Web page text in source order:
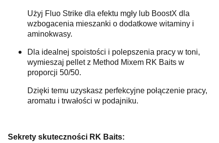
Użyj Fluo Strike dla efektu mgły lub BoostX dla
wzbogacenia mieszanki o dodatkowe witaminy i
aminokwasy.
Dla idealnej spoistości i polepszenia pracy w toni,
wymieszaj pellet z Method Mixem RK Baits w
proporcji 50/50.
Dzięki temu uzyskasz perfekcyjne połączenie pracy,
aromatu i trwałości w podajniku.
Sekrety skuteczności RK Baits: